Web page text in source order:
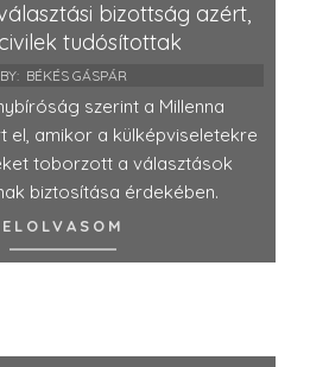
bizottság azért,
tudósítottak
BY: BÉKÉS GÁSPÁR
szerint a Millenna
el, amikor a külképviseletekre
toborzott a választások
biztosítása érdekében.
ELOLVASOM